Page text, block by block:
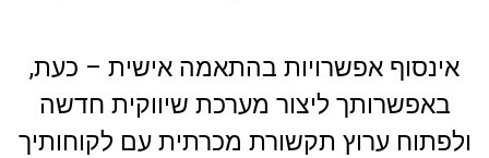
אינסוף אפשרויות בהתאמה אישית – כעת,
באפשרותך ליצור מערכת שיווקית חדשה
ולפתוח ערוץ תקשורת מכרתית עם לקוחותיך